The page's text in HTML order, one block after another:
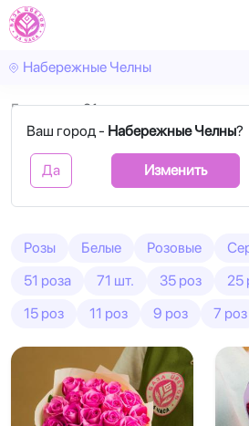
Набережные Челны
Ваш город - Набережные Челны?
Да Изменить
Главная 21 роза
21 роза букеты
Розы Белые Розовые
51 роза
71 шт. 35 роз 25
15 роз
11 роз 9 роз 7 роз